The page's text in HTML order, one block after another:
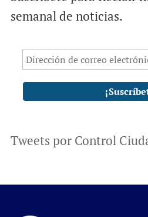
semanal de noticias.
Tweets por Control